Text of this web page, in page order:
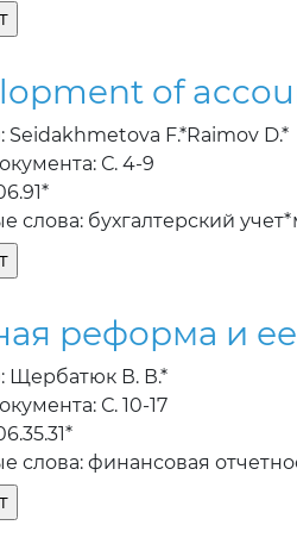
of
Seidakhmetova F.*Raimov D.*
С. 4-9
слова: бухгалтерский
реформа и
Щербатюк В. В.*
С. 10-17
слова: финансовая